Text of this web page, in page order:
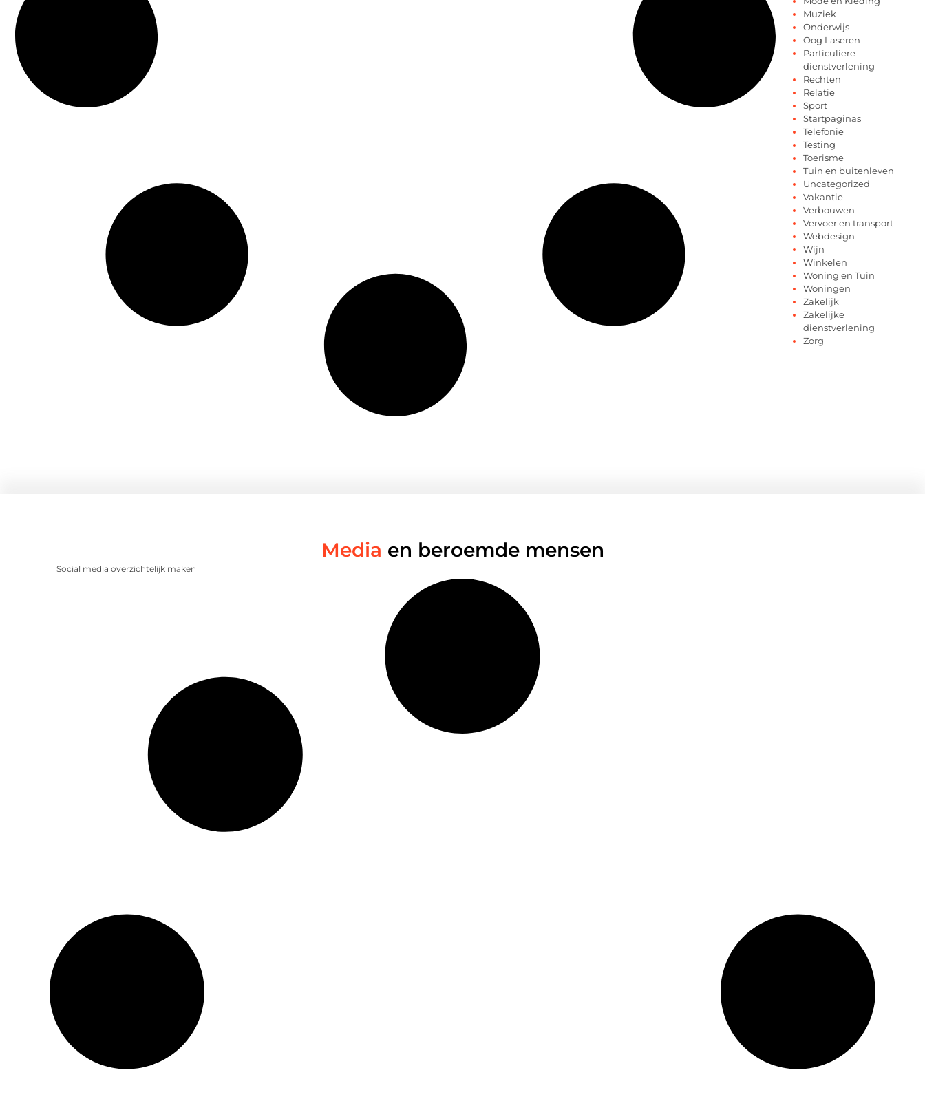
Muziek
Onderwijs
Oog Laseren
Particuliere
dienstverlening
Rechten
Relatie
Sport
Startpaginas
Telefonie
Testing
Toerisme
Tuin en buitenleven
Uncategorized
Vakantie
Verbouwen
Vervoer en transport
Webdesign
Wijn
Winkelen
Woning en Tuin
Woningen
Zakelijk
Zakelijke
dienstverlening
Zorg
Media en beroemde mensen
Social media overzichtelijk maken